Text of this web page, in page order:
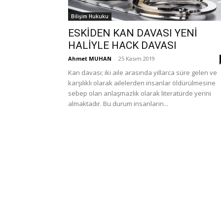
Bilişim Hukuku
ESKİDEN KAN DAVASI YENİ
HALİYLE HACK DAVASI
Ahmet MUHAN - 25 Kasım 2019
Kan davası; iki aile arasında yıllarca süre gelen ve
karşılıklı olarak ailelerden insanlar öldürülmesine
sebep olan anlaşmazlık olarak literatürde yerini
almaktadır. Bu durum insanların...